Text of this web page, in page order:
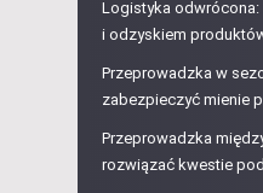
Logistyka odwrócona:
i odzyskiem
Przeprowadzka w
zabezpieczyć mienie
Przeprowadzka
rozwiązać kwestie